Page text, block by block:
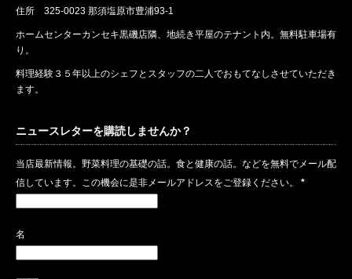
住所 325-0023 那須塩原市豊浦93-1
ホームセンターカンセキ黒磯店隣、地続き平屋のテナント内。無料駐車場有
り。
料理経験３５年以上のシェフとスタッフの二人でおもてなしさせていただき
ます。
ニュースレターを購読しませんか？
当店最新情報。野菜料理の基礎の話。食と健康の話。などを無料でメール配
信しています。この機会に是非メールアドレスをご登録ください。 *
名